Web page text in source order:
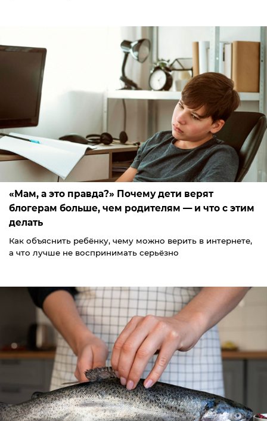
«Мам, а это правда?» Почему дети верят
блогерам больше, чем родителям — и что с этим
делать
Как объяснить ребёнку, чему можно верить в интернете,
а что лучше не воспринимать серьёзно